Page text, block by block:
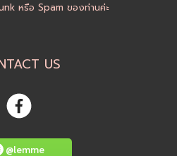
หรือ Spam ของท่านค่ะ
US
@lemme